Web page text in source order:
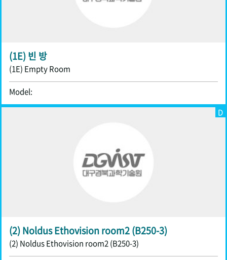
(1E) 빈 방
(1E) Empty Room
Model:
(2) Noldus Ethovision room2 (B250-3)
(2) Noldus Ethovision room2 (B250-3)
D